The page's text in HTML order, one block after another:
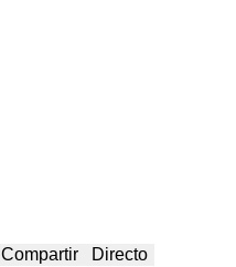
Compartir Directo